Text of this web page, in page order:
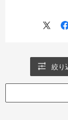
いてみました
春先の気温の
は良くて、ゆ
でも耐暑性は
一輪でも咲い
絞り